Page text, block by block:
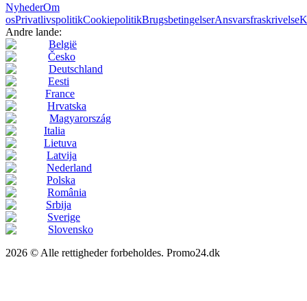
NyhederOm
osPrivatlivspolitikCookiepolitikBrugsbetingelserAnsvarsfraskrivelse
Andre lande:
België
Česko
Deutschland
Eesti
France
Hrvatska
Magyarország
Italia
Lietuva
Latvija
Nederland
Polska
România
Srbija
Sverige
Slovensko
2026 © Alle rettigheder forbeholdes. Promo24.dk